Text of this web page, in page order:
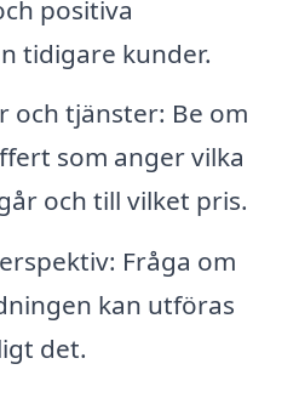
positiva
tidigare kunder.
och tjänster: Be om
som anger vilka
och till vilket pris.
Fråga om
kan utföras
det.